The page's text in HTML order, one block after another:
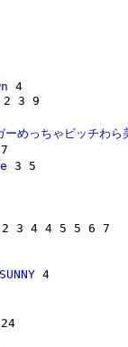
めっちゃビッチわ